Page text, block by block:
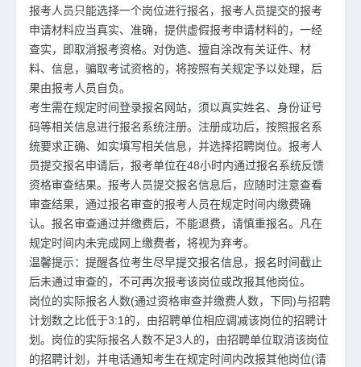
报考人员只能选择一个岗位进行报名，报考人员提交的报考
申请材料应当真实、准确，提供虚假报考申请材料的，一经
查实，即取消报考资格。对伪造、擅自涂改有关证件、材
料、信息，骗取考试资格的，将按照有关规定予以处理，后
果由报考人员自负。
考生需在规定时间登录报名网站，须以真实姓名、身份证号
码等相关信息进行报名系统注册。注册成功后，按照报名系
统要求正确、如实填写相关信息，并选择招聘岗位。报考人
员提交报名申请后，报考单位在48小时内通过报名系统反馈
资格审查结果。报考人员提交报名信息后，应随时注意查看
审查结果，通过报名审查的报考人员在规定时间内缴费确
认。报名审查通过并缴费后，不能退费，请慎重报名。凡在
规定时间内未完成网上缴费者，将视为弃考。
温馨提示：提醒各位考生尽早提交报名信息，报名时间截止
后未通过审查的，不可再次报考该岗位或改报其他岗位。
岗位的实际报名人数(通过资格审查并缴费人数，下同)与招聘
计划数之比低于3:1的，由招聘单位相应调减该岗位的招聘计
划。岗位的实际报名人数不足3人的，由招聘单位取消该岗位
的招聘计划，并电话通知考生在规定时间内改报其他岗位(请